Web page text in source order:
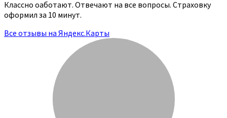
Классно оаботают. Отвечают на все вопросы. Страховку
оформил за 10 минут.
Все отзывы на Яндекс.Карты